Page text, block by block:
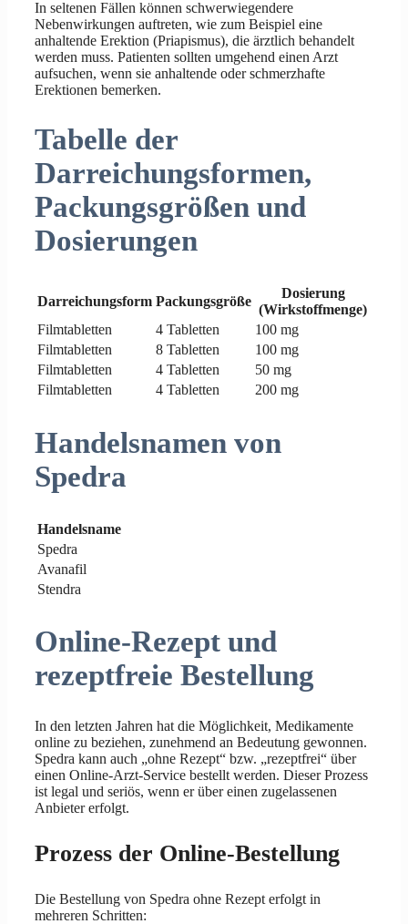
In seltenen Fällen können schwerwiegendere
Nebenwirkungen auftreten, wie zum Beispiel eine
anhaltende Erektion (Priapismus), die ärztlich behandelt
werden muss. Patienten sollten umgehend einen Arzt
aufsuchen, wenn sie anhaltende oder schmerzhafte
Erektionen bemerken.
Tabelle der
Darreichungsformen,
Packungsgrößen und
Dosierungen
Darreichungsform Packungsgröße
Dosierung
(Wirkstoffmenge)
Filmtabletten
4 Tabletten
100 mg
Filmtabletten
8 Tabletten
100 mg
Filmtabletten
4 Tabletten
50 mg
Filmtabletten
4 Tabletten 200 mg
Handelsnamen von
Spedra
Handelsname
Spedra
Avanafil
Stendra
Online-Rezept und
rezeptfreie Bestellung
In den letzten Jahren hat die Möglichkeit, Medikamente
online zu beziehen, zunehmend an Bedeutung gewonnen.
Spedra kann auch „ohne Rezept“ bzw. „rezeptfrei“ über
einen Online-Arzt-Service bestellt werden. Dieser Prozess
ist legal und seriös, wenn er über einen zugelassenen
Anbieter erfolgt.
Prozess der Online-Bestellung
Die Bestellung von Spedra ohne Rezept erfolgt in
mehreren Schritten: